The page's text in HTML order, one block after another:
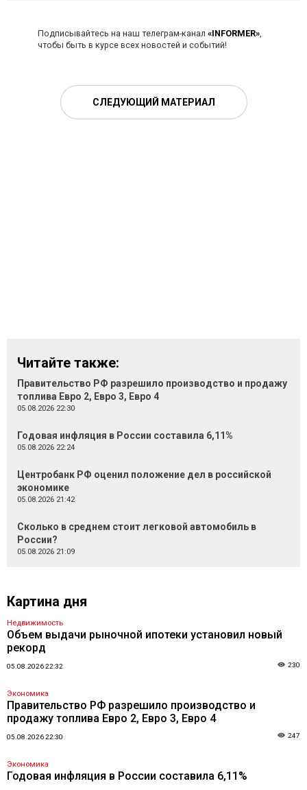
Подписывайтесь на наш телеграм-канал «INFORMER»,
чтобы быть в курсе всех новостей и событий!
СЛЕДУЮЩИЙ МАТЕРИАЛ
Читайте также:
Правительство РФ разрешило производство и продажу
топлива Евро 2, Евро 3, Евро 4
05.08.2026 22:30
Годовая инфляция в России составила 6,11%
05.08.2026 22:24
Центробанк РФ оценил положение дел в российской
экономике
05.08.2026 21:42
Сколько в среднем стоит легковой автомобиль в
России?
05.08.2026 21:09
Картина дня
Недвижимость
Объем выдачи рыночной ипотеки установил новый
рекорд
05.08.2026 22:32 230
Экономика
Правительство РФ разрешило производство и
продажу топлива Евро 2, Евро 3, Евро 4
05.08.2026 22:30 247
Экономика
Годовая инфляция в России составила 6,11%